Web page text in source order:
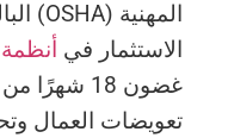
الاستثمار في
غضون 18
تعويضات العمال